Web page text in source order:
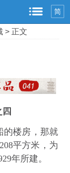
简
> 正文
楼房，那就
平方米，为
年所建。